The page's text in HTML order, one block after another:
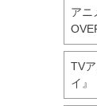
アニ
TV
イ』